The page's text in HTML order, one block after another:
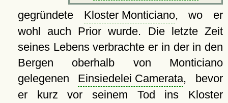
gegründete Kloster Monticiano, wo er
wohl auch Prior wurde. Die letzte Zeit
seines Lebens verbrachte er in der in den
Bergen oberhalb von Monticiano
gelegenen Einsiedelei Camerata, bevor
er kurz vor seinem Tod ins Kloster